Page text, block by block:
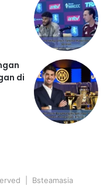
di
| Bsteamasia